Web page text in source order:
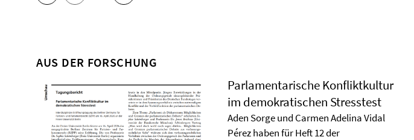
AUS DER FORSCHUNG
Parlamentarische Konfliktkultur
im demokratischen Stresstest
Aden Sorge und Carmen Adelina Vidal
Pérez haben für Heft 12 der